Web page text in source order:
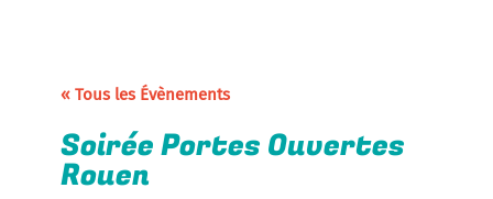
« Tous les Évènements
Soirée Portes Ouvertes
Rouen